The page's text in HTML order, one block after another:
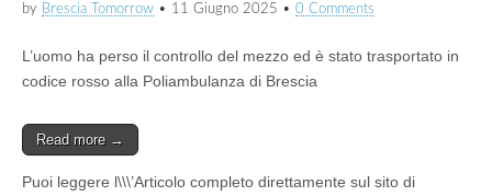
by Brescia Tomorrow • 11 Giugno 2025 • 0 Comments
L’uomo ha perso il controllo del mezzo ed è stato trasportato in
codice rosso alla Poliambulanza di Brescia
Read more →
Puoi leggere l\\\’Articolo completo direttamente sul sito di